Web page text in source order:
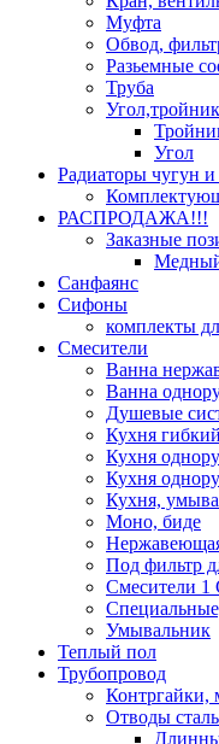
Муфта
Обвод,
Разьемные
Труба
Угол,тройник
Угол
Радиаторы чугун
РАСПРОДАЖА!!!
Заказные
Санфаянс
Сифоны
комплекты
Смесители
Ванна
Ванна
Душевые
Кухня
Кухня
Кухня
Кухня,
Моно, биде
Под фильтр
Смесители
Умывальник
Теплый пол
Трубопровод
Контргайки,
Отводы